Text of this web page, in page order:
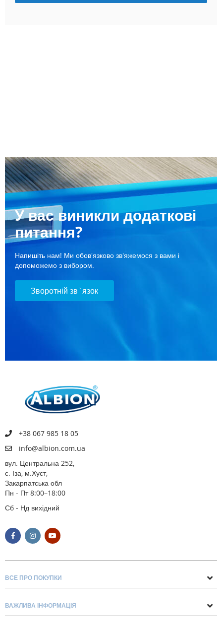
У вас виникли додаткові
питання?
Напишіть нам! Ми обов'язково зв'яжемося з вами і
допоможемо з вибором.
Зворотній зв`язок
+38 067 985 18 05
info@albion.com.ua
вул. Центральна 252,
с. Іза, м.Хуст,
Закарпатська обл
Пн - Пт 8:00–18:00
Сб - Нд вихідний
ВСЕ ПРО ПОКУПКИ
Про нас
ВАЖЛИВА ІНФОРМАЦІЯ